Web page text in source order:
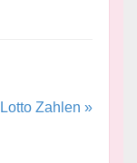
Lotto Zahlen »